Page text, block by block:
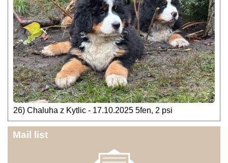
26) Chaluha z Kytlic - 17.10.2025 5fen, 2 psi
Mail list